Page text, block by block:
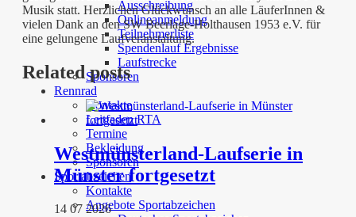
Ausschreibung
Onlineanmeldung
Teilnehmerliste
Spendenlauf Ergebnisse
Laufstrecke
Sponsoren
Rennrad
Kontakte
Leitfaden RTA
Termine
Bekleidung
Sponsoren
Sportabzeichen
Kontakte
Angebote Sportabzeichen
Musik statt. Herzlichen Glückwunsch an alle LäuferInnen &
vielen Dank an den SW Beerlage-Holthausen 1953 e.V. für
eine gelungene Laufveranstaltung.
Related posts
Westmünsterland-Laufserie in
Münster fortgesetzt
14 07 2026